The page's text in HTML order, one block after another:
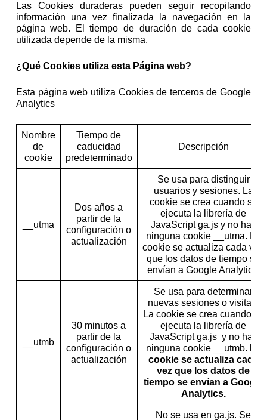
Las Cookies duraderas pueden seguir recopilando
información una vez finalizada la navegación en la
página web. El tiempo de duración de cada cookie
utilizada depende de la misma.
¿Qué Cookies utiliza esta Página web?
Esta página web utiliza Cookies de terceros de Google
Analytics
Nombre
de
cookie
Tiempo de
caducidad
predeterminado
Descripción
__utma
Dos años a
partir de la
configuración o
actualización
Se usa para distinguir
usuarios y sesiones. La
cookie se crea cuando se
ejecuta la librería de
JavaScript ga.js y no hay
ninguna cookie __utma. La
cookie se actualiza cada vez
que los datos de tiempo se
envían a Google Analytics.
__utmb
30 minutos a
partir de la
configuración o
actualización
Se usa para determinar
nuevas sesiones o visitas.
La cookie se crea cuando se
ejecuta la librería de
JavaScript ga.js y no hay
ninguna cookie __utmb.
cookie se actualiza cada
vez que los datos de
tiempo se envían a Google
Analytics.
No se usa en ga.js. Se